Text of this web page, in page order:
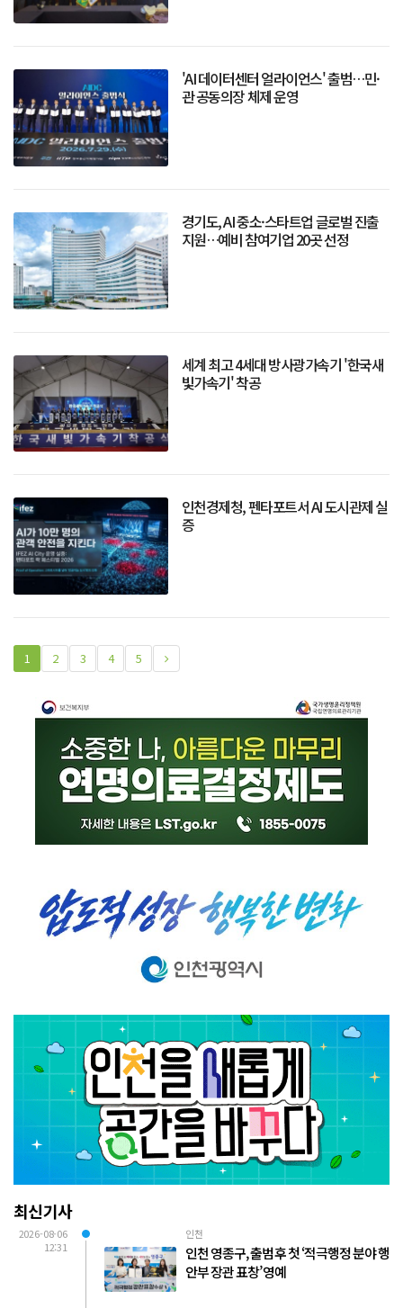
'AI 데이터센터 얼라이언스' 출범…민·
관 공동의장 체제 운영
경기도, AI 중소·스타트업 글로벌 진출
지원…예비 참여기업 20곳 선정
세계 최고 4세대 방사광가속기 '한국새
빛가속기' 착공
인천경제청, 펜타포트서 AI 도시관제 실
증
1 2 3 4 5
최신기사
2026-08-06
12:31
인천
인천 영종구, 출범 후 첫 ‘적극행정 분야 행
안부 장관 표창’ 영예